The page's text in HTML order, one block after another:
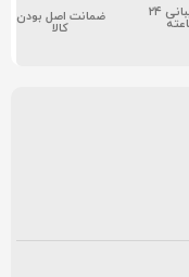
پشتیبانی ۲۴ ضمانت اصل بودن
کالا